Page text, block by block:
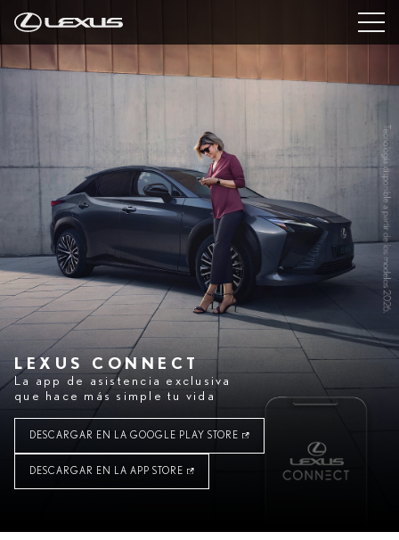
LEXUS CONNECT
La app de asistencia exclusiva
que hace más simple tu vida
DESCARGAR EN LA GOOGLE PLAY STORE
DESCARGAR EN LA APP STORE